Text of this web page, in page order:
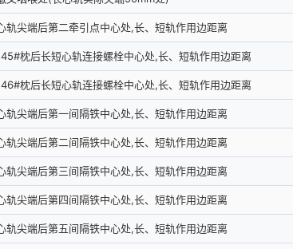
轨尖端后第二牵引点中心处,长、短轨作用边距离
枕后长短心轨连接螺栓中心处,长、短轨作用边距离
枕后长短心轨连接螺栓中心处,长、短轨作用边距离
轨尖端后第一间隔铁中心处,长、短轨作用边距离
轨尖端后第二间隔铁中心处,长、短轨作用边距离
轨尖端后第三间隔铁中心处,长、短轨作用边距离
轨尖端后第四间隔铁中心处,长、短轨作用边距离
轨尖端后第五间隔铁中心处,长、短轨作用边距离